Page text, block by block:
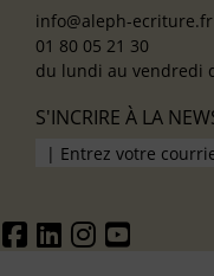
info@aleph-ecriture.fr
01 80 05 21 30
du lundi au vendredi
S'INCRIRE À LA